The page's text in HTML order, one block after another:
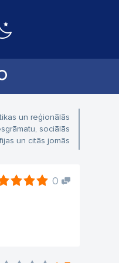
un reģionālās
sociālās
un citās jomās
0